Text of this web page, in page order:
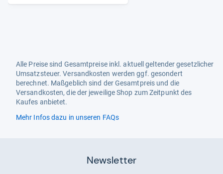
Alle Preise sind Gesamtpreise inkl. aktuell geltender gesetzlicher
Umsatzsteuer. Versandkosten werden ggf. gesondert
berechnet. Maßgeblich sind der Gesamtpreis und die
Versandkosten, die der jeweilige Shop zum Zeitpunkt des
Kaufes anbietet.
Mehr Infos dazu in unseren FAQs
Newsletter